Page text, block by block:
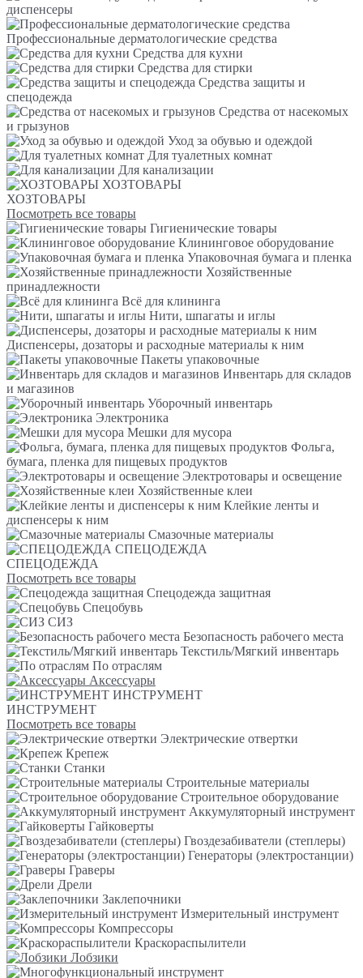
диспенсеры
Профессиональные дерматологические средства
Средства для кухни
Средства для стирки
Средства защиты и
спецодежда
Средства от насекомых
и грызунов
Уход за обувью и одеждой
Для туалетных комнат
Для канализации
ХОЗТОВАРЫ
ХОЗТОВАРЫ
Посмотреть все товары
Гигиенические товары
Клининговое оборудование
Упаковочная бумага и пленка
Хозяйственные
принадлежности
Всё для клининга
Нити, шпагаты и иглы
Диспенсеры, дозаторы и расходные материалы к ним
Пакеты упаковочные
Инвентарь для складов
и магазинов
Уборочный инвентарь
Электроника
Мешки для мусора
Фольга,
бумага, пленка для пищевых продуктов
Электротовары и освещение
Хозяйственные клеи
Клейкие ленты и
диспенсеры к ним
Смазочные материалы
СПЕЦОДЕЖДА
СПЕЦОДЕЖДА
Посмотреть все товары
Спецодежда защитная
Спецобувь
СИЗ
Безопасность рабочего места
Текстиль/Мягкий инвентарь
По отраслям
Аксессуары
ИНСТРУМЕНТ
ИНСТРУМЕНТ
Посмотреть все товары
Электрические отвертки
Крепеж
Станки
Строительные материалы
Строительное оборудование
Аккумуляторный инструмент
Гайковерты
Гвоздезабиватели (степлеры)
Генераторы (электростанции)
Граверы
Дрели
Заклепочники
Измерительный инструмент
Компрессоры
Краскораспылители
Лобзики